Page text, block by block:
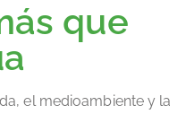
que
el medioambiente y la